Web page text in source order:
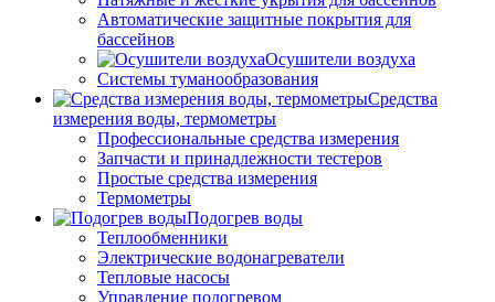
Автоматические защитные покрытия для
бассейнов
Осушители воздуха
Системы туманообразования
Средства
измерения воды, термометры
Профессиональные средства измерения
Запчасти и принадлежности тестеров
Простые средства измерения
Термометры
Подогрев воды
Теплообменники
Электрические водонагреватели
Тепловые насосы
Управление подогревом